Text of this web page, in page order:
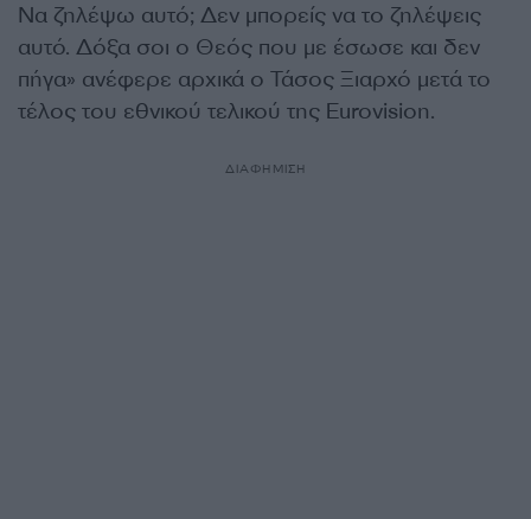
Να ζηλέψω αυτό; Δεν μπορείς να το ζηλέψεις
αυτό. Δόξα σοι ο Θεός που με έσωσε και δεν
πήγα» ανέφερε αρχικά ο Τάσος Ξιαρχό μετά το
τέλος του εθνικού τελικού της Eurovision.
ΔΙΑΦΗΜΙΣΗ